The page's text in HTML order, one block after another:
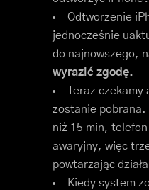
Odtworzenie
jednocześnie
do najnowszego,
wyrazić zgodę.
Teraz
zostanie pobrana.
niż 15 min, telefon
awaryjny, więc
powtarzając
Kiedy system